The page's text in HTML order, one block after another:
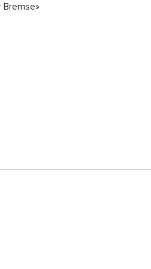
Bremse»